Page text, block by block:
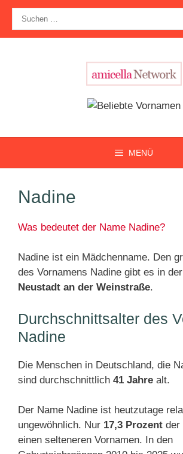
Zum
Inhalt
springen
nach:
MENÜ
Nadine
Was bedeutet der Name Nadine?
Nadine ist ein Mädchenname. Den
des Vornamens Nadine gibt es in
Neustadt an der Weinstraße.
Durchschnittsalter des
Nadine
Die Menschen in Deutschland, die
sind durchschnittlich 41 Jahre alt.
Der Name Nadine ist heutzutage
ungewöhnlich. Nur 17,3 Prozent der
einen selteneren Vornamen. In den